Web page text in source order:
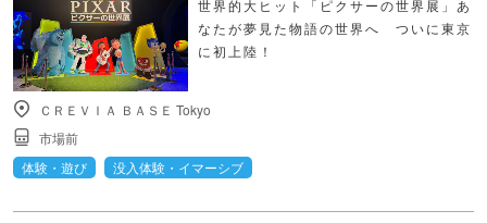
世界的大ヒット「ピクサーの世界展」あ
なたが夢見た物語の世界へ ついに東京
に初上陸！
ＣＲＥＶＩＡ ＢＡＳＥ Tokyo
市場前
体験・遊び
没入体験・イマーシブ